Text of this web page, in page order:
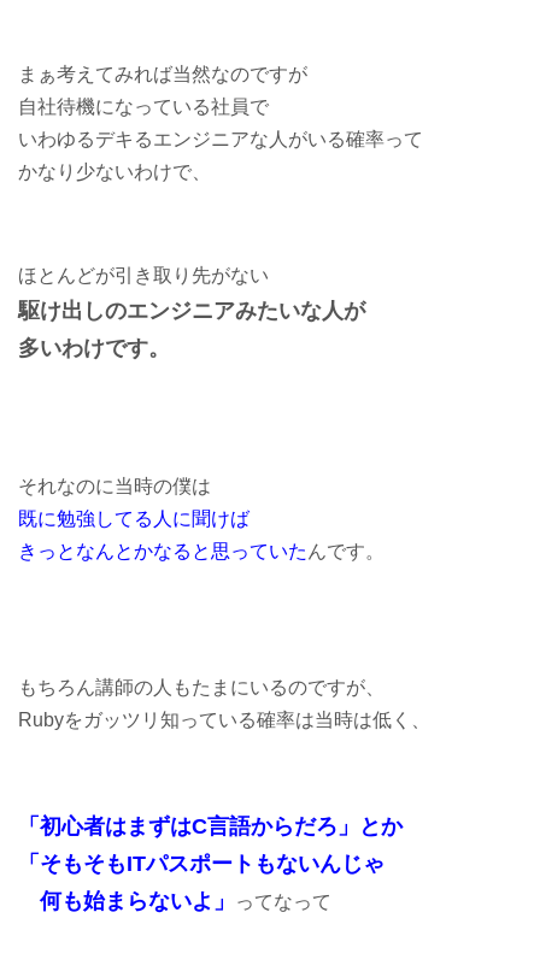
まぁ考えてみれば当然なのですが
自社待機になっている社員で
いわゆるデキるエンジニアな人がいる確率って
かなり少ないわけで、
ほとんどが引き取り先がない
駆け出しのエンジニアみたいな人が
多いわけです。
それなのに当時の僕は
既に勉強してる人に聞けば
きっとなんとかなると思っていたんです。
もちろん講師の人もたまにいるのですが、
Rubyをガッツリ知っている確率は当時は低く、
「初心者はまずはC言語からだろ」とか
「そもそもITパスポートもないんじゃ
何も始まらないよ」
ってなって